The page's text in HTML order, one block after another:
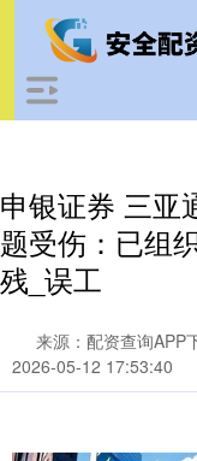
申银证券 三亚
题受伤：已组
残_误工
来源：配资查询APP
2026-05-12 17:53:40